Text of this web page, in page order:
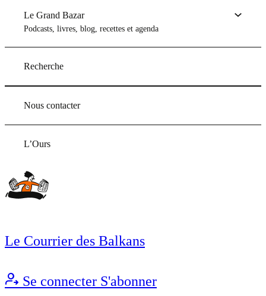
Le Grand Bazar
Podcasts, livres, blog, recettes et agenda
Recherche
Nous contacter
L’Ours
Le Courrier des Balkans
Se connecter S'abonner